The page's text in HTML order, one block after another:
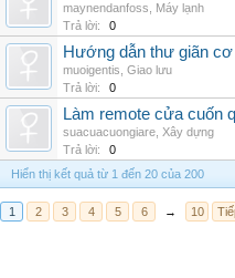
maynendanfoss
Máy lạnh
Trả lời:
0
Hướng dẫn thư giãn
muoigentis Giao lưu
Trả lời:
0
Làm remote cửa cuốn
suacuacuongiare Xây dựng
Trả lời:
0
Hiển thị kết quả từ 1 đến 20 của 200
1 2 3 4 5 6 → 10